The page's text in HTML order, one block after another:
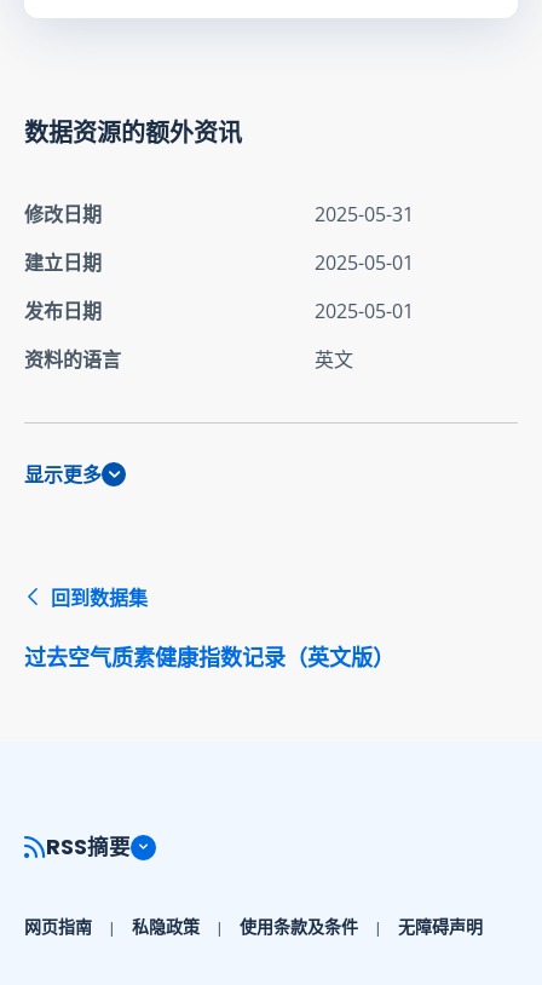
数据资源的额外资讯
修改日期
2025-05-31
建立日期
2025-05-01
发布日期
2025-05-01
资料的语言
英文
显示更多
回到数据集
过去空气质素健康指数记录（英文版）
RSS摘要
网页指南 私隐政策 使用条款及条件 无障碍声明